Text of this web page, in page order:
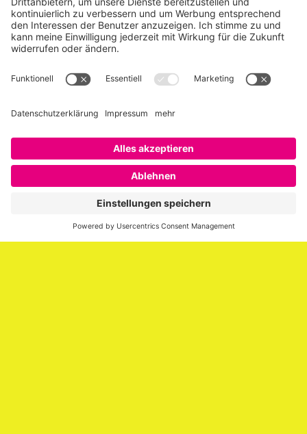
Über SAATKORN
SAATKORN ist der Blog von Gero Hesse. Seit 2009 schreibt
er über die Themen Employer Branding,